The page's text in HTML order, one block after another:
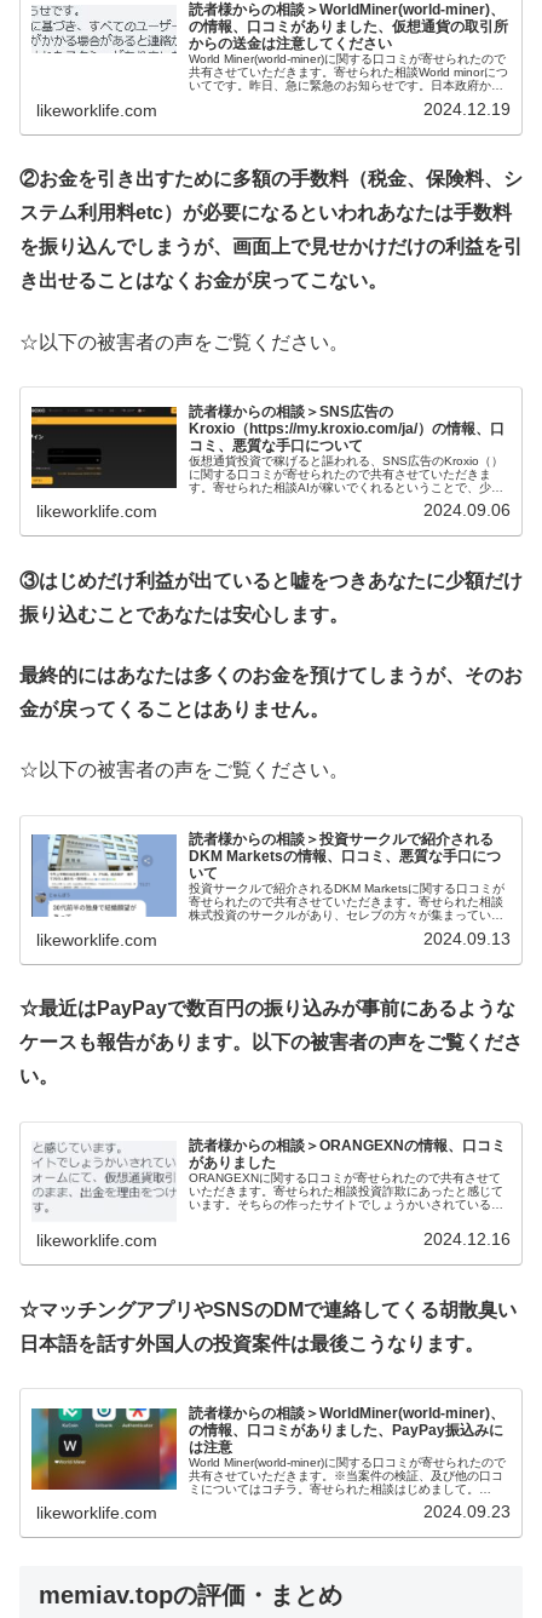
読者様からの相談＞WorldMiner(world-miner)、
の情報、口コミがありました、仮想通貨の取引所
からの送金は注意してください
World Miner(world-miner)に関する口コミが寄せられたので
共有させていただきます。寄せられた相談World minorにつ
いてです。昨日、急に緊急のお知らせです。日本政府から
likeworklife.com 2024.12.19
②お金を引き出すために多額の手数料（税金、保険料、シ
ステム利用料etc）が必要になるといわれあなたは手数料
を振り込んでしまうが、画面上で見せかけだけの利益を引
き出せることはなくお金が戻ってこない。
☆以下の被害者の声をご覧ください。
読者様からの相談＞SNS広告の
Kroxio（https://my.kroxio.com/ja/）の情報、口
コミ、悪質な手口について
仮想通貨投資で稼げると謳われる、SNS広告のKroxio（）
に関する口コミが寄せられたので共有させていただきま
す。寄せられた相談AIが稼いでくれるということで、少額
likeworklife.com 2024.09.06
③はじめだけ利益が出ていると嘘をつきあなたに少額だけ
振り込むことであなたは安心します。
最終的にはあなたは多くのお金を預けてしまうが、そのお
金が戻ってくることはありません。
☆以下の被害者の声をご覧ください。
読者様からの相談＞投資サークルで紹介される
DKM Marketsの情報、口コミ、悪質な手口につ
いて
投資サークルで紹介されるDKM Marketsに関する口コミが
寄せられたので共有させていただきます。寄せられた相談
株式投資のサークルがあり、セレブの方々が集まっている
likeworklife.com 2024.09.13
☆最近はPayPayで数百円の振り込みが事前にあるような
ケースも報告があります。以下の被害者の声をご覧くださ
い。
読者様からの相談＞ORANGEXNの情報、口コミ
がありました
ORANGEXNに関する口コミが寄せられたので共有させて
いただきます。寄せられた相談投資詐欺にあったと感じて
います。そちらの作ったサイトでしょうかいされている
likeworklife.com 2024.12.16
☆マッチングアプリやSNSのDMで連絡してくる胡散臭い
日本語を話す外国人の投資案件は最後こうなります。
読者様からの相談＞WorldMiner(world-miner)、
の情報、口コミがありました、PayPay振込みに
は注意
World Miner(world-miner)に関する口コミが寄せられたので
共有させていただきます。※当案件の検証、及び他の口コ
ミについてはコチラ。寄せられた相談はじめまして。
likeworklife.com 2024.09.23
memiav.topの評価・まとめ